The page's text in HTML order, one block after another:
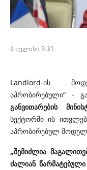
6 ივლისი 9:31
Landlord-ის
აპრობირებული“ -
განვითარების
სექტორში ის
აპრობირებულ
„შემიძლია
ძალიან